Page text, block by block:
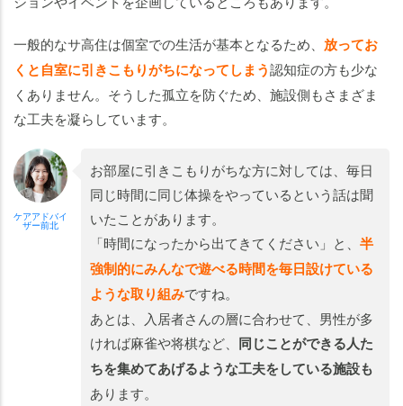
一般的なサ高住は個室での生活が基本となるため、 放ってお
くと自室に引きこもりがちになってしまう認知症の方も少な
くありません。そうした孤立を防ぐため、施設側もさまざま
な工夫を凝らしています。
ケアアドバイ
ザー前北
お部屋に引きこもりがちな方に対しては、毎日
同じ時間に同じ体操をやっているという話は聞
いたことがあります。
「時間になったから出てきてください」と、 半
強制的にみんなで遊べる時間を毎日設けている
ような取り組みですね。
あとは、入居者さんの層に合わせて、男性が多
ければ麻雀や将棋など、 同じことができる人た
ちを集めてあげるような工夫をしている施設も
あります。